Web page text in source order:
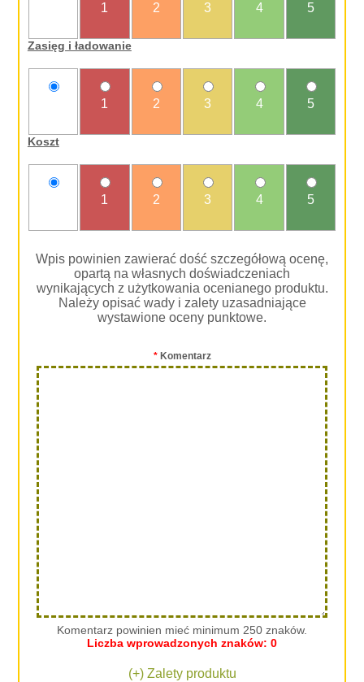
1 2 3 4 5
Zasięg i ładowanie
1 2 3 4 5
Koszt
1 2 3 4 5
Wpis powinien zawierać dość szczegółową ocenę,
opartą na własnych doświadczeniach
wynikających z użytkowania ocenianego produktu.
Należy opisać wady i zalety uzasadniające
wystawione oceny punktowe.
*Komentarz
Komentarz powinien mieć minimum 250 znaków.
Liczba wprowadzonych znaków: 0
(+) Zalety produktu